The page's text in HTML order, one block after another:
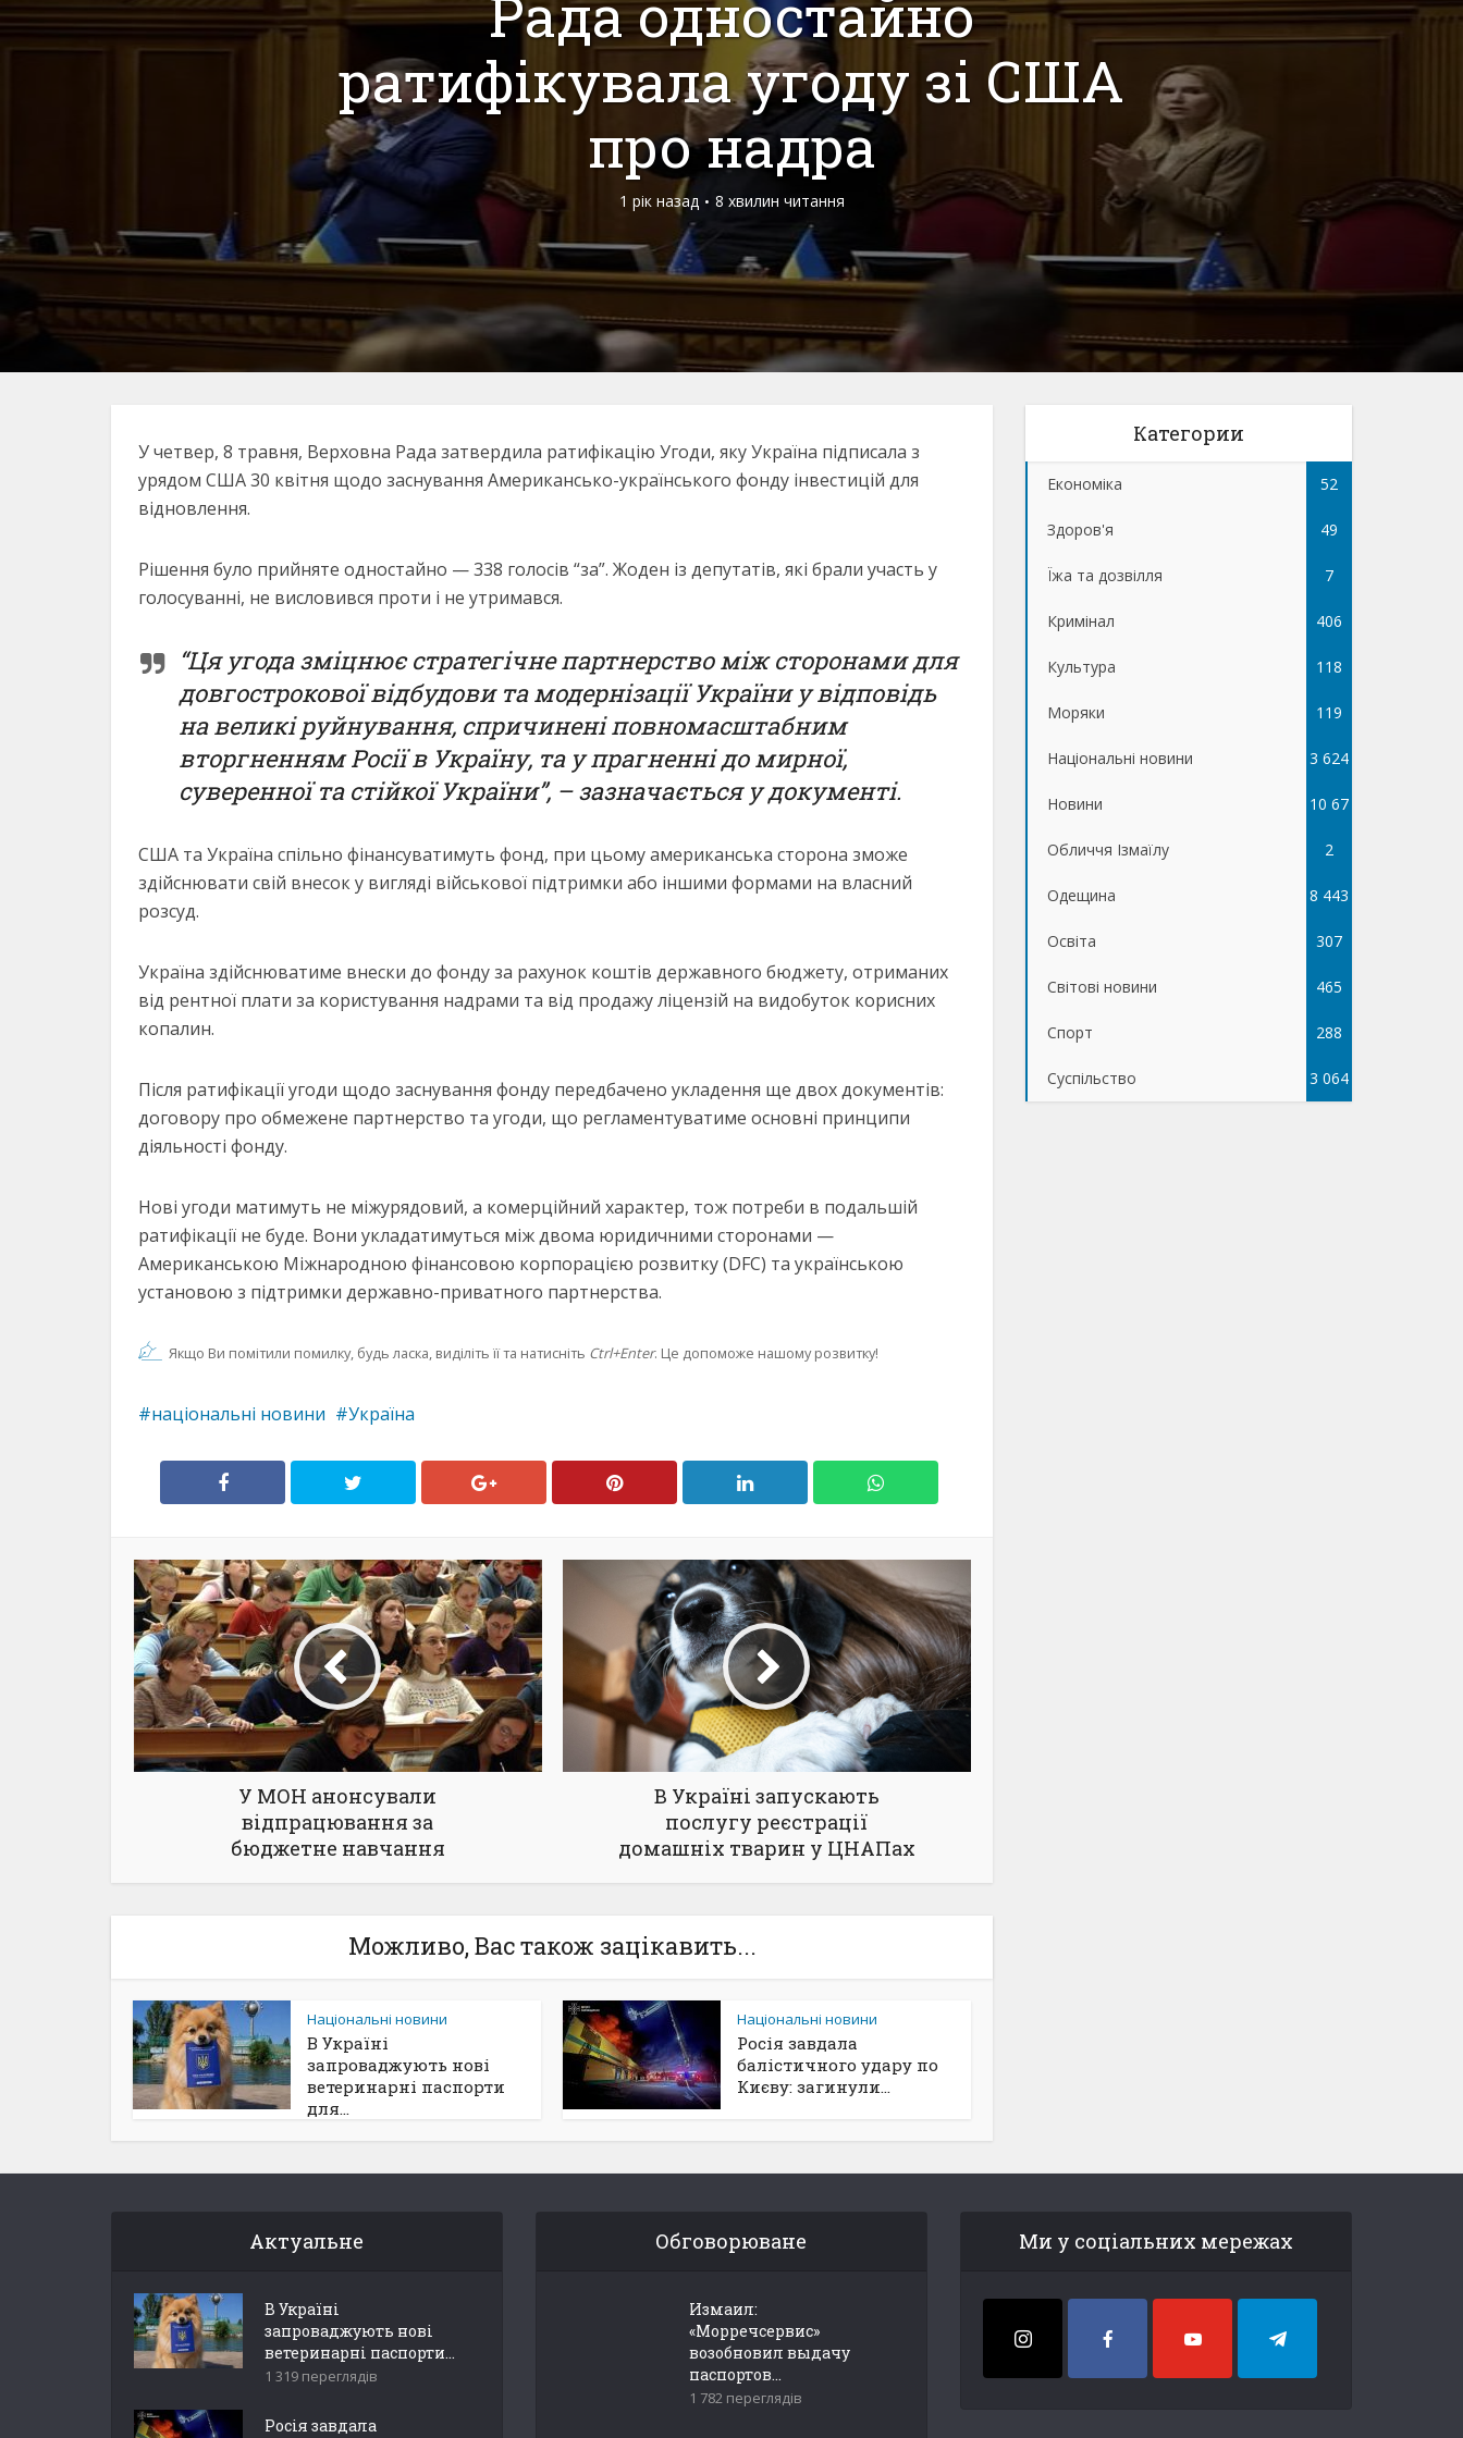
Рада одностайно
ратифікувала угоду зі США
про надра
1 рік назад 8 хвилин читання
У четвер, 8 травня, Верховна Рада затвердила ратифікацію Угоди, яку Україна підписала з
урядом США 30 квітня щодо заснування Американсько-українського фонду інвестицій для
відновлення.
Рішення було прийняте одностайно — 338 голосів “за”. Жоден із депутатів, які брали участь у
голосуванні, не висловився проти і не утримався.
“Ця угода зміцнює стратегічне партнерство між сторонами для
довгострокової відбудови та модернізації України у відповідь
на великі руйнування, спричинені повномасштабним
вторгненням Росії в Україну, та у прагненні до мирної,
суверенної та стійкої України”, – зазначається у документі.
США та Україна спільно фінансуватимуть фонд, при цьому американська сторона зможе
здійснювати свій внесок у вигляді військової підтримки або іншими формами на власний
розсуд.
Україна здійснюватиме внески до фонду за рахунок коштів державного бюджету, отриманих
від рентної плати за користування надрами та від продажу ліцензій на видобуток корисних
копалин.
Після ратифікації угоди щодо заснування фонду передбачено укладення ще двох документів:
договору про обмежене партнерство та угоди, що регламентуватиме основні принципи
діяльності фонду.
Нові угоди матимуть не міжурядовий, а комерційний характер, тож потреби в подальшій
ратифікації не буде. Вони укладатимуться між двома юридичними сторонами —
Американською Міжнародною фінансовою корпорацією розвитку (DFC) та українською
установою з підтримки державно-приватного партнерства.
Якщо Ви помітили помилку, будь ласка, виділіть її та натисніть Ctrl+Enter. Це допоможе нашому розвитку!
національні новини Україна
У МОН анонсували
відпрацювання за
бюджетне навчання
В Україні запускають
послугу реєстрації
домашніх тварин у ЦНАПах
Можливо, Вас також зацікавить...
Національні новини
В Україні
запроваджують нові
ветеринарні паспорти
для...
Національні новини
Росія завдала
балістичного удару по
Києву: загинули...
Категории
Економіка 52
Здоров'я 49
Їжа та дозвілля 7
Кримінал 406
Культура 118
Моряки 119
Національні новини 3 624
Новини 10 67
5
Обличчя Ізмаїлу 2
Одещина 8 443
Освіта 307
Світові новини 465
Спорт 288
Суспільство 3 064
Актуальне
В Україні
запроваджують нові
ветеринарні паспорти...
1 319 переглядів
Росія завдала
Обговорюване
Измаил:
«Морречсервис»
возобновил выдачу
паспортов...
1 782 переглядів
Ми у соціальних мережах